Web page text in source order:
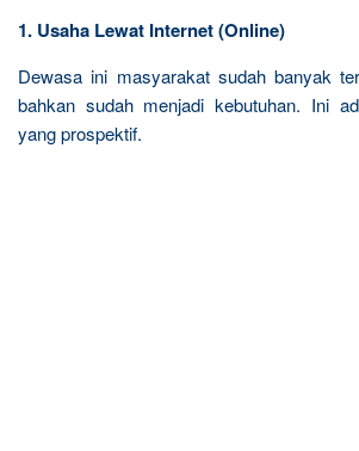
1. Usaha Lewat Internet (Online)
Dewasa ini masyarakat sudah banyak
bahkan sudah menjadi kebutuhan. Ini
yang prospektif.